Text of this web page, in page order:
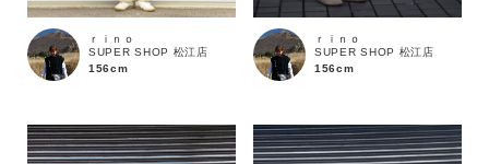
ｒｉｎｏ
SUPER SHOP 松江店
156cm
ｒｉｎｏ
SUPER SHOP 松江店
156cm